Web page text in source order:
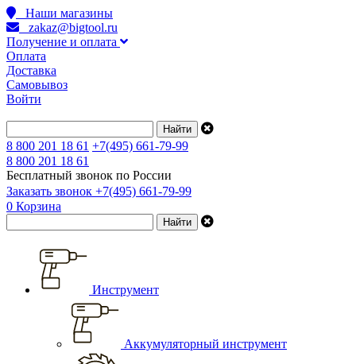
Наши магазины
zakaz@bigtool.ru
Получение и оплата
Оплата
Доставка
Самовывоз
Войти
8 800 201 18 61 +7(495) 661-79-99
8 800 201 18 61
Бесплатный звонок по России
Заказать звонок +7(495) 661-79-99
0 Корзина
Инструмент
Аккумуляторный инструмент